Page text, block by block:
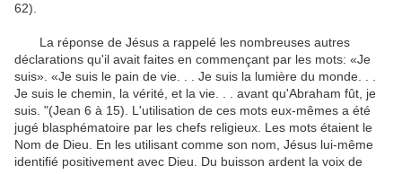
62)
La réponse de Jésus a rappelé les nombreuses autres
déclarations qu'il avait faites en commençant par les mots: «Je
suis». «Je suis le pain de vie Je suis la lumière du monde
Je suis le chemin
la vérité et la vie avant qu'Abraham fût, je
suis "(Jean 6 à 15) L'utilisation de ces mots eux-mêmes a été
jugé blasphématoire par les chefs religieux Les mots étaient le
Nom de Dieu
En les utilisant comme son nom Jésus lui-même
identifié positivement avec Dieu Du buisson ardent la voix de